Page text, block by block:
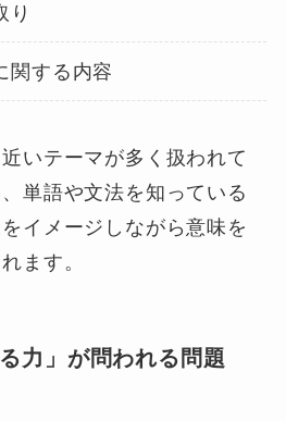
り
関する内容
いテーマが多く扱われて
単語や文法を知っている
イメージしながら意味を
ます。
力」が問われる問題